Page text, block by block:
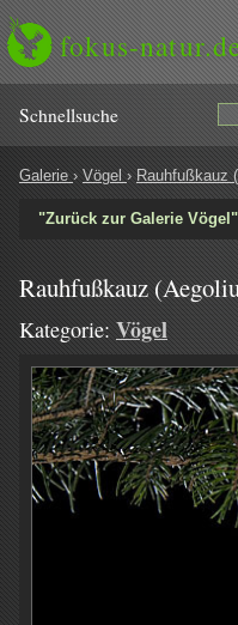
fokus-
Schnell­suche
Galerie › Vögel › Rauhfußkauz
"Zurück zur Galerie Vögel"
Rauhfußkauz
Kategorie: Vögel